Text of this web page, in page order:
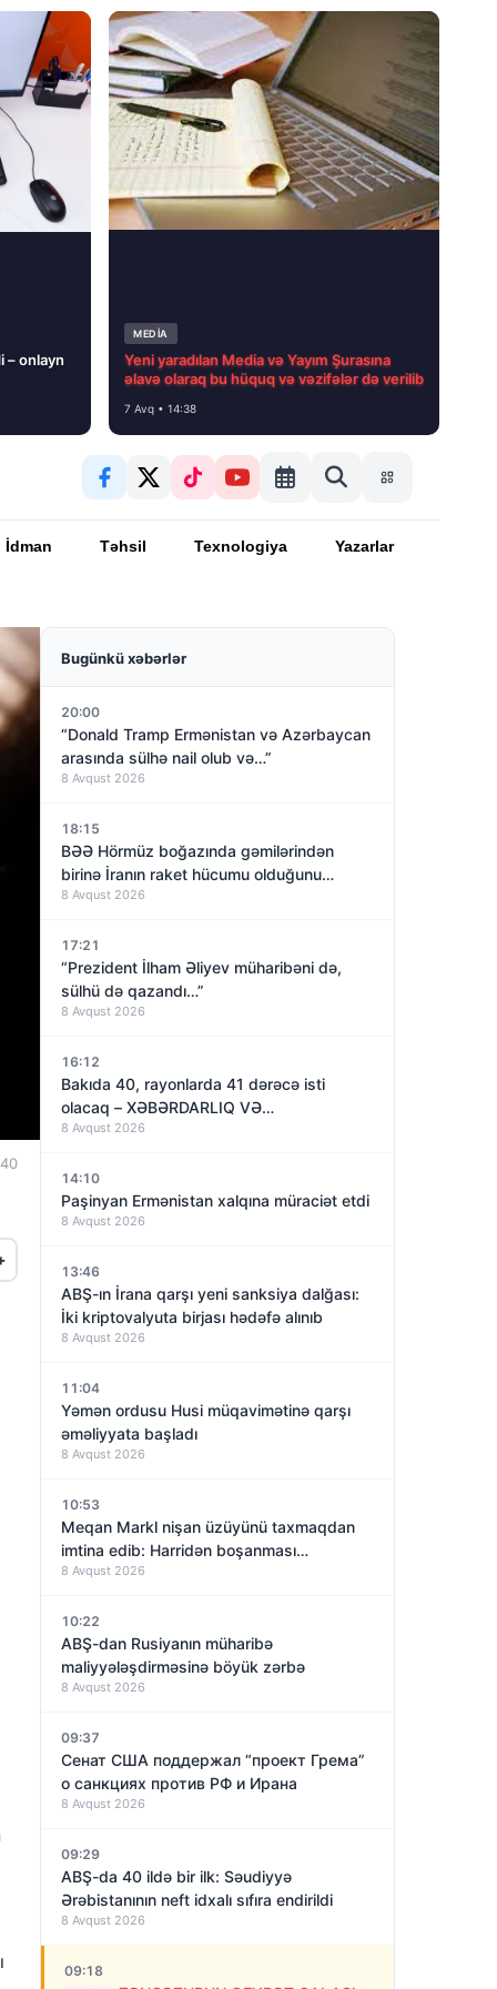
– onlayn
MEDİA
Yeni yaradılan Media və Yayım Şurasına
əlavə olaraq bu hüquq və vəzifələr də verilib
7 Avq • 14:38
İdman Təhsil Texnologiya Yazarlar
Bugünkü xəbərlər
20:00
“Donald Tramp Ermənistan və Azərbaycan
arasında sülhə nail olub və…”
8 Avqust 2026
18:15
BƏƏ Hörmüz boğazında gəmilərindən
birinə İranın raket hücumu olduğunu
açıqladı
8 Avqust 2026
17:21
“Prezident İlham Əliyev müharibəni də,
sülhü də qazandı…”
8 Avqust 2026
16:12
Bakıda 40, rayonlarda 41 dərəcə isti
olacaq – XƏBƏRDARLIQ VƏ…
8 Avqust 2026
14:10
Paşinyan Ermənistan xalqına müraciət etdi
8 Avqust 2026
13:46
ABŞ-ın İrana qarşı yeni sanksiya dalğası:
İki kriptovalyuta birjası hədəfə alınıb
8 Avqust 2026
11:04
Yəmən ordusu Husi müqavimətinə qarşı
əməliyyata başladı
8 Avqust 2026
10:53
Meqan Markl nişan üzüyünü taxmaqdan
imtina edib: Harridən boşanması
yaxınlaşırmı?
8 Avqust 2026
10:22
ABŞ-dan Rusiyanın müharibə
maliyyələşdirməsinə böyük zərbə
8 Avqust 2026
09:37
Сенат США поддержал “проект Грема”
о санкциях против РФ и Ирана
8 Avqust 2026
09:29
ABŞ-da 40 ildə bir ilk: Səudiyyə
Ərəbistanının neft idxalı sıfıra endirildi
8 Avqust 2026
09:18